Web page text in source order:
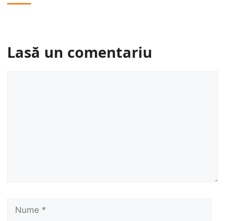
Lasă un comentariu
Nume